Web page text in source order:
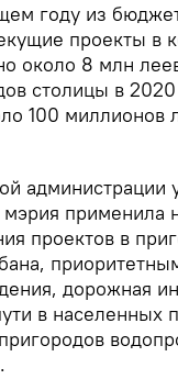
году из
проекты в
около 8 млн
столицы в
100 миллионов
администрации
применила
проектов в
дорожная
в населенных